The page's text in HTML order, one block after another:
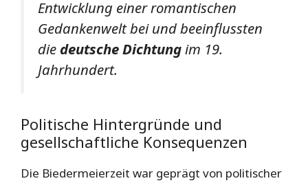
Entwicklung einer romantischen
Gedankenwelt bei und beeinflussten
die deutsche Dichtungim 19.
Jahrhundert.
Politische Hintergründe und
gesellschaftliche Konsequenzen
Die Biedermeierzeit war geprägt von politischer